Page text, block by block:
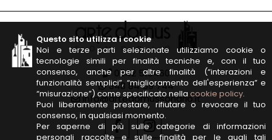
0342 513460
348 84 59 744
info@artedomussondrio.it
Questo sito utilizza i cookie
Noi e terze parti selezionate utilizziamo cookie o
tecnologie simili per finalità tecniche e, con il tuo
consenso, anche per altre finalità (“interazioni e
funzionalità semplici”, “miglioramento dell'esperienza” e
“misurazione”) come specificato nella cookie policy.
Puoi liberamente prestare, rifiutare o revocare il tuo
consenso, in qualsiasi momento.
Per saperne di più sulle categorie di informazioni
personali raccolte e sulle finalità per le quali tali